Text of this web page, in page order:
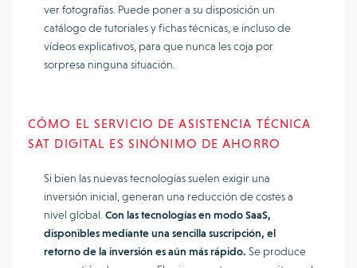
ver fotografías. Puede poner a su disposición un
catálogo de tutoriales y fichas técnicas, e incluso de
vídeos explicativos, para que nunca les coja por
sorpresa ninguna situación.
CÓMO EL SERVICIO DE ASISTENCIA TÉCNICA
SAT DIGITAL ES SINÓNIMO DE AHORRO
Si bien las nuevas tecnologías suelen exigir una
inversión inicial, generan una reducción de costes a
nivel global. Con las tecnologías en modo SaaS,
disponibles mediante una sencilla suscripción, el
retorno de la inversión es aún más rápido. Se produce